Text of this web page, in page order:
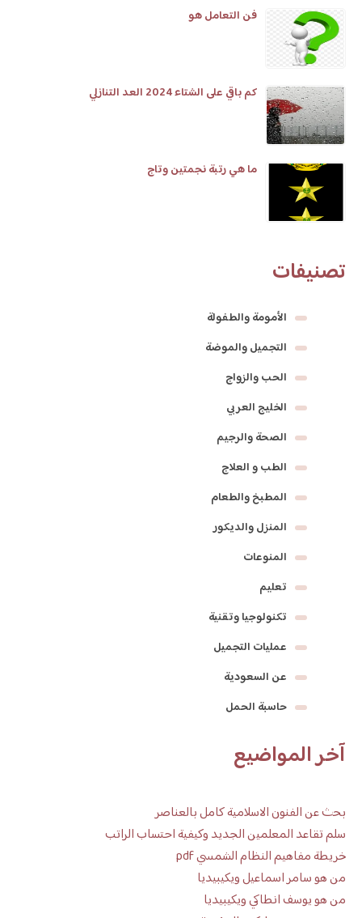
فن التعامل هو
كم باقي على الشتاء 2024 العد التنازلي
ما هي رتبة نجمتين وتاج
تصنيفات
الأمومة والطفولة
التجميل والموضة
الحب والزواج
الخليج العربي
الصحة والرجيم
الطب و العلاج
المطبخ والطعام
المنزل والديكور
المنوعات
تعليم
تكنولوجيا وتقنية
عمليات التجميل
عن السعودية
حاسبة الحمل
آخر المواضيع
بحث عن الفنون الاسلامية كامل بالعناصر
سلم تقاعد المعلمين الجديد وكيفية احتساب الراتب
خريطة مفاهيم النظام الشمسي pdf
من هو سامر اسماعيل ويكيبيديا
من هو يوسف انطاكي ويكيبيديا